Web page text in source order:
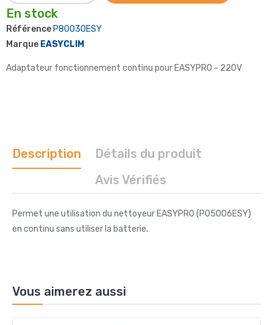
En stock
Référence P80030ESY
Marque EASYCLIM
Adaptateur fonctionnement continu pour EASYPRO - 220V
Description
Détails du produit
Avis Vérifiés
Permet une utilisation du nettoyeur EASYPRO (P05006ESY)
en continu sans utiliser la batterie.
Vous aimerez aussi